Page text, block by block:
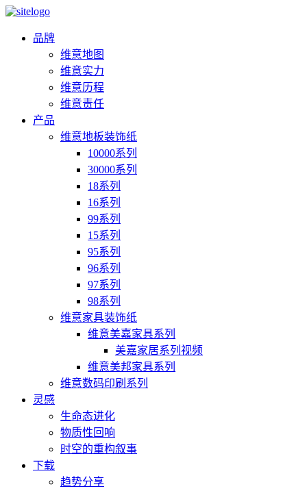
品牌
维意地图
维意实力
维意历程
维意责任
产品
维意地板装饰纸
10000系列
30000系列
18系列
16系列
99系列
15系列
95系列
96系列
97系列
98系列
维意家具装饰纸
维意美嘉家具系列
美嘉家居系列视频
维意美邦家具系列
维意数码印刷系列
灵感
生命态进化
物质性回响
时空的重构叙事
下载
趋势分享